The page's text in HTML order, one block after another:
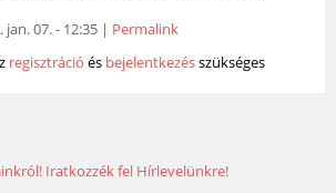
jan. 07. - 12:35 | Permalink
regisztráció és bejelentkezésszükséges
Iratkozzék fel Hírlevelünkre!